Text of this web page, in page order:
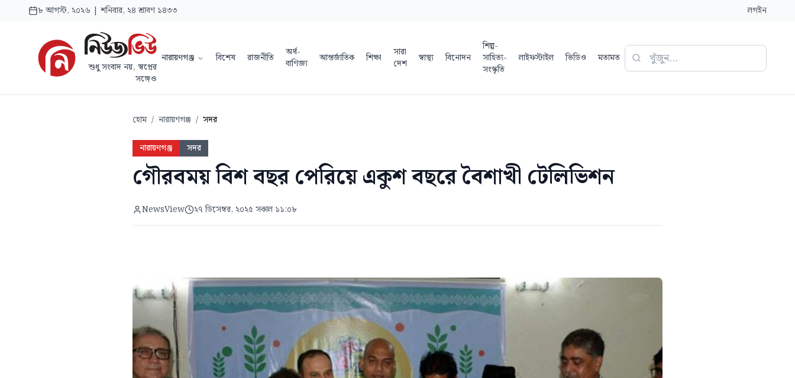
৮ আগস্ট, ২০২৬ | শনিবার, ২৪ শ্রাবণ ১৪৩৩ লগইন
শুধু সংবাদ নয়, স্বপ্নের
সঙ্গেও
নারায়ণগঞ্জ বিশেষ রাজনীতি
অর্থ-
বাণিজ্য
আন্তর্জাতিক শিক্ষা
সারা
দেশ
স্বাস্থ্য বিনোদন
শিল্প-
সাহিত্য-
সংস্কৃতি
লাইফস্টাইল ভিডিও মতামত
হোম / নারায়ণগঞ্জ / সদর
নারায়ণগঞ্জ সদর
গৌরবময় বিশ বছর পেরিয়ে একুশ বছরে বৈশাখী টেলিভিশন
NewsView ২৭ ডিসেম্বর, ২০২৫ সকাল ১১:০৮